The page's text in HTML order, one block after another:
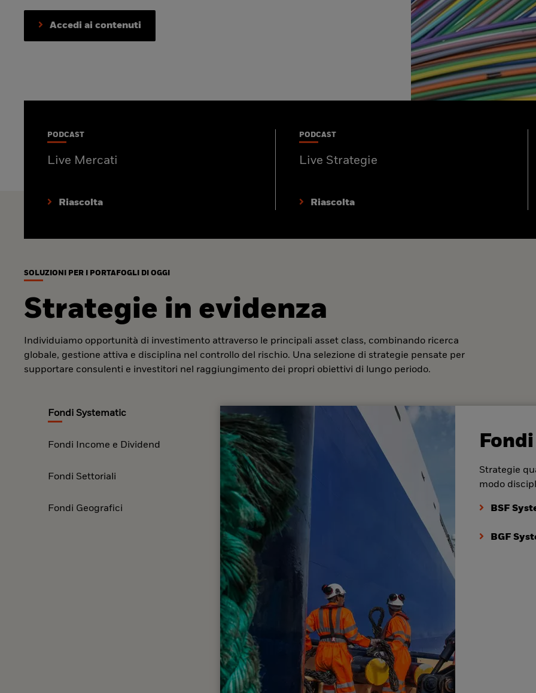
Accedi ai contenuti
PODCAST
Live Mercati
Riascolta
PODCAST
Live Strategie
Riascolta
SOLUZIONI PER I PORTAFOGLI DI OGGI
Strategie in evidenza
Individuiamo opportunità di investimento attraverso le principali asset class, combinando ricerca
globale, gestione attiva e disciplina nel controllo del rischio. Una selezione di strategie pensate per
supportare consulenti e investitori nel raggiungimento dei propri obiettivi di lungo periodo.
Fondi Systematic
Fondi Income e Dividend
Fondi Settoriali
Fondi Geografici
Strategie
modo
BSF
BGF